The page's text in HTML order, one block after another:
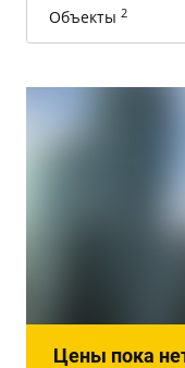
Объекты 2
Цены пока